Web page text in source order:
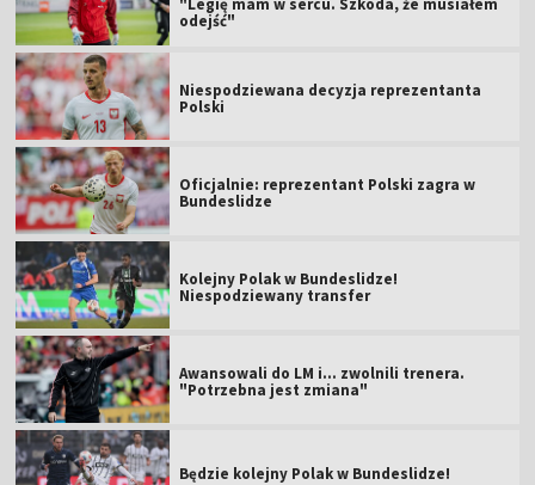
odejść"
Niespodziewana decyzja reprezentanta
Polski
Oficjalnie: reprezentant Polski zagra w
Bundeslidze
Kolejny Polak w Bundeslidze!
Niespodziewany transfer
Awansowali do LM i... zwolnili trenera.
"Potrzebna jest zmiana"
Będzie kolejny Polak w Bundeslidze!